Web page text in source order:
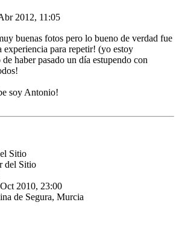
2012, 11:05
buenas fotos pero lo bueno de verdad fue
experiencia para repetir! (yo estoy
haber pasado un día estupendo con
soy Antonio!
Sitio
2010, 23:00
de Segura, Murcia